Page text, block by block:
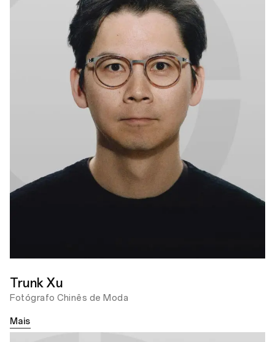
Prêmio Bronze do OPPO
O Sopro dos Incontáveis
Países que Eles Tocaram
Prêmio Bronze do OPPO
Photography Awards
Trunk Xu
Fotógrafo Chinês de Moda
Mais